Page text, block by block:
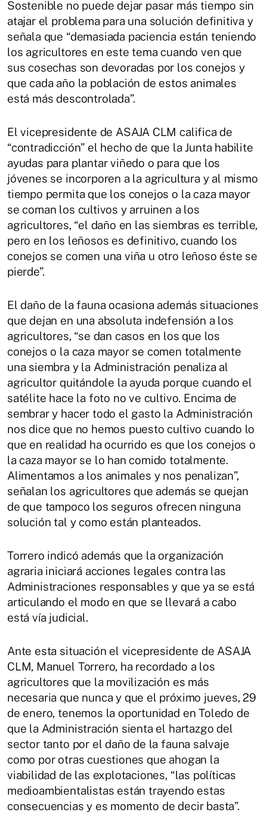
Sostenible no puede dejar pasar más tiempo sin
atajar el problema para una solución definitiva y
señala que “demasiada paciencia están teniendo
los agricultores en este tema cuando ven que
sus cosechas son devoradas por los conejos y
que cada año la población de estos animales
está más descontrolada”.
El vicepresidente de ASAJA CLM califica de
“contradicción” el hecho de que la Junta habilite
ayudas para plantar viñedo o para que los
jóvenes se incorporen a la agricultura y al mismo
tiempo permita que los conejos o la caza mayor
se coman los cultivos y arruinen a los
agricultores, “el daño en las siembras es terrible,
pero en los leñosos es definitivo, cuando los
conejos se comen una viña u otro leñoso éste se
pierde”.
El daño de la fauna ocasiona además situaciones
que dejan en una absoluta indefensión a los
agricultores, “se dan casos en los que los
conejos o la caza mayor se comen totalmente
una siembra y la Administración penaliza al
agricultor quitándole la ayuda porque cuando el
satélite hace la foto no ve cultivo. Encima de
sembrar y hacer todo el gasto la Administración
nos dice que no hemos puesto cultivo cuando lo
que en realidad ha ocurrido es que los conejos o
la caza mayor se lo han comido totalmente.
Alimentamos a los animales y nos penalizan”,
señalan los agricultores que además se quejan
de que tampoco los seguros ofrecen ninguna
solución tal y como están planteados.
Torrero indicó además que la organización
agraria iniciará acciones legales contra las
Administraciones responsables y que ya se está
articulando el modo en que se llevará a cabo
está vía judicial.
Ante esta situación el vicepresidente de ASAJA
CLM, Manuel Torrero, ha recordado a los
agricultores que la movilización es más
necesaria que nunca y que el próximo jueves, 29
de enero, tenemos la oportunidad en Toledo de
que la Administración sienta el hartazgo del
sector tanto por el daño de la fauna salvaje
como por otras cuestiones que ahogan la
viabilidad de las explotaciones, “las políticas
medioambientalistas están trayendo estas
consecuencias y es momento de decir basta”.